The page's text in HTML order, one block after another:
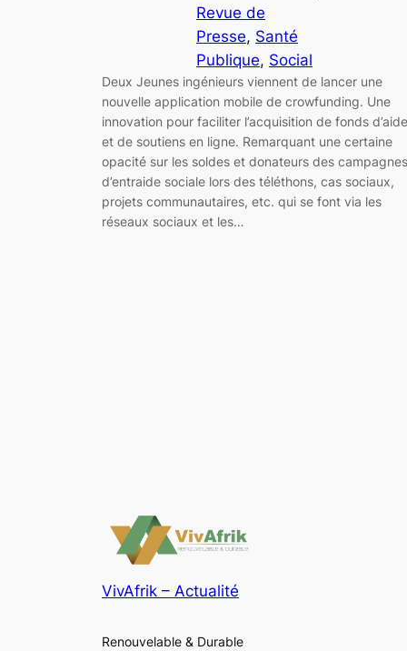
Revue de
Presse, Santé
Publique, Social
Deux Jeunes ingénieurs viennent de lancer une
nouvelle application mobile de crowfunding. Une
innovation pour faciliter l’acquisition de fonds d’aide
et de soutiens en ligne. Remarquant une certaine
opacité sur les soldes et donateurs des campagnes
d’entraide sociale lors des téléthons, cas sociaux,
projets communautaires, etc. qui se font via les
réseaux sociaux et les…
VivAfrik – Actualité
Renouvelable & Durable